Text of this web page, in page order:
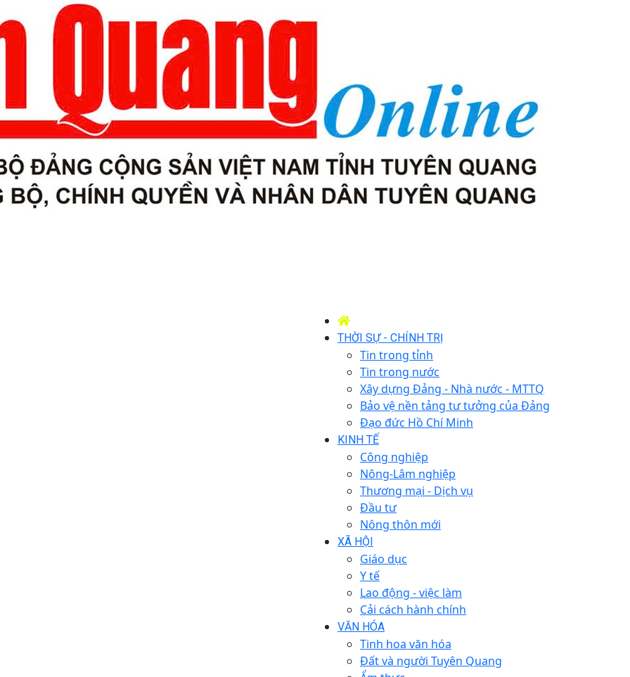
THỜI SỰ - CHÍNH TRỊ
Tin trong tỉnh
Tin trong nước
Xây dựng Đảng - Nhà nước - MTTQ
Bảo vệ nền tảng tư tưởng của Đảng
Đạo đức Hồ Chí Minh
KINH TẾ
Công nghiệp
Nông-Lâm nghiệp
Thương mại - Dịch vụ
Đầu tư
Nông thôn mới
XÃ HỘI
Giáo dục
Y tế
Lao động - việc làm
Cải cách hành chính
VĂN HÓA
Tinh hoa văn hóa
Đất và người Tuyên Quang